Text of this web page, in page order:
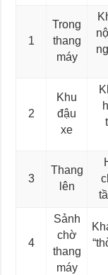
1
Trong
thang
máy
2
Khu
đậu
xe
3
Thang
lên
4
Sảnh
chờ
thang
máy